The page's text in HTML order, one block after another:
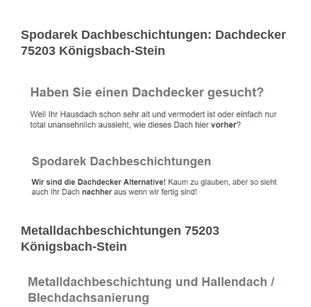
Spodarek Dachbeschichtungen: Dachdecker
75203 Königsbach-Stein
Metalldachbeschichtungen 75203
Königsbach-Stein